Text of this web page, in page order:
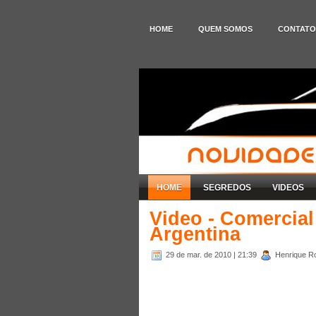
HOME QUEM SOMOS CONTATO
HOME SEGREDOS VIDEOS
Video -
Argentina
29 de mar. de 2010 | 21:39 Henrique